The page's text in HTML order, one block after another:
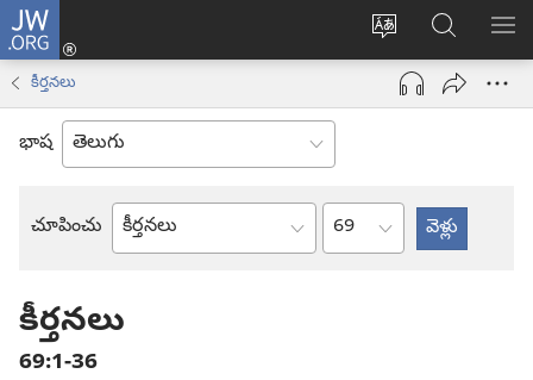
JW.ORG
సైట్
భాష
మార్చండి
లాగిన్
(కొత్త
ఓపెన్‌
JW.ORGలో
వెదకండి
కీర్తనలు
భాష
చూపించు
బైబిలు
అధ్యాయం
కీర్తనలు
69:1-36